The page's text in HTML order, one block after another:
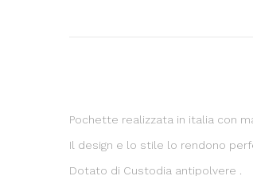
Pochette realizzata in italia con
Il design e lo stile lo rendono
Dotato di Custodia antipolvere .